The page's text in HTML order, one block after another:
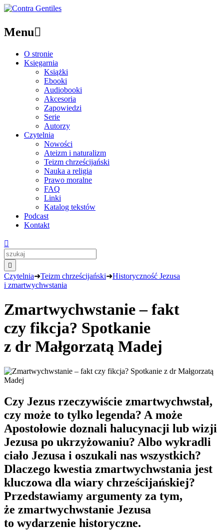
Menu
O stronie
Księgarnia
Książki
Ebooki
Audiobooki
Akcesoria
Zapowiedzi
Serie
Autorzy
Czytelnia
Nowości
Ateizm i naturalizm
Teizm chrześcijański
Nauka a religia
Prawo moralne
FAQ
Linki
Katalog tekstów
Podcast
Kontakt


Czytelnia➜Teizm chrześcijański➜Historyczność Jezusa
i zmartwychwstania
Zmartwychwstanie – fakt
czy fikcja? Spotkanie
z dr Małgorzatą Madej
Czy Jezus rzeczywiście zmartwychwstał,
czy może to tylko legenda? A może
Apostołowie doznali halucynacji lub wizji
Jezusa po ukrzyżowaniu? Albo wykradli
ciało Jezusa i oszukali nas wszystkich?
Dlaczego kwestia zmartwychwstania jest
kluczowa dla wiary chrześcijańskiej?
Przedstawiamy argumenty za tym,
że zmartwychwstanie Jezusa
to wydarzenie historyczne.